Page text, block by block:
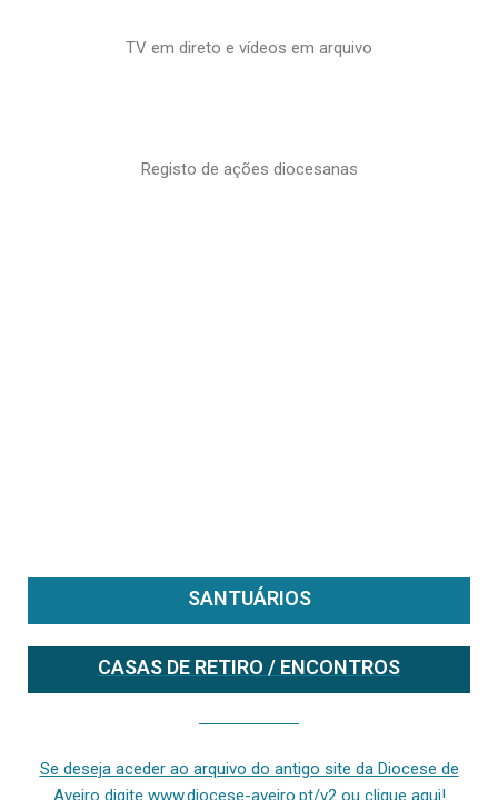
TV em direto e vídeos em arquivo
Registo de ações diocesanas
SANTUÁRIOS
CASAS DE RETIRO / ENCONTROS
Se deseja aceder ao arquivo do antigo site da Diocese de
Aveiro digite www.diocese-aveiro.pt/v2 ou clique aqui!